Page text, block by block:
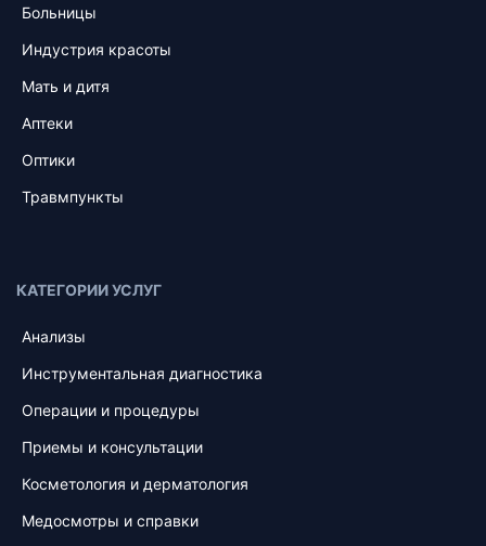
Больницы
Индустрия красоты
Мать и дитя
Аптеки
Оптики
Травмпункты
КАТЕГОРИИ УСЛУГ
Анализы
Инструментальная диагностика
Операции и процедуры
Приемы и консультации
Косметология и дерматология
Медосмотры и справки